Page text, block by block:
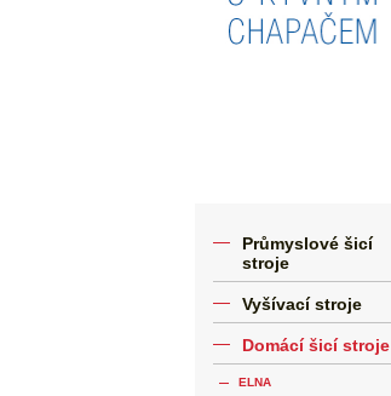
Průmyslové šicí
stroje
Vyšívací stroje
Domácí šicí stroje
ELNA